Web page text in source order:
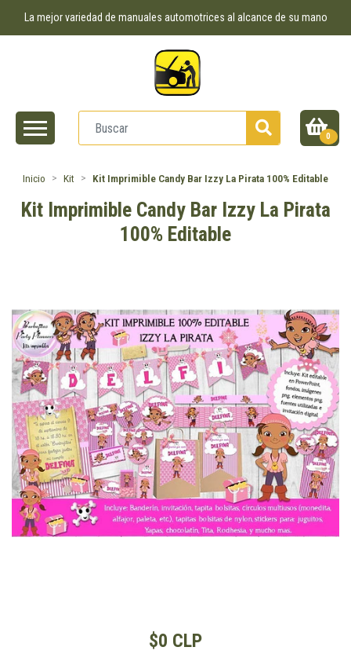
La mejor variedad de manuales automotrices al alcance de su mano
0
Inicio Kit Kit Imprimible Candy Bar Izzy La Pirata 100% Editable
Kit Imprimible Candy Bar Izzy La Pirata
100% Editable
$0 CLP